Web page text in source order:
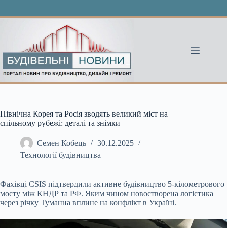
Північна Корея та Росія зводять великий міст на
спільному рубежі: деталі та знімки
Семен Кобець
30.12.2025
Технології будівництва
Фахівці CSIS підтвердили активне будівництво 5-кілометрового
мосту між КНДР та РФ. Яким чином новостворена логістика
через річку Туманна вплине на конфлікт в Україні.